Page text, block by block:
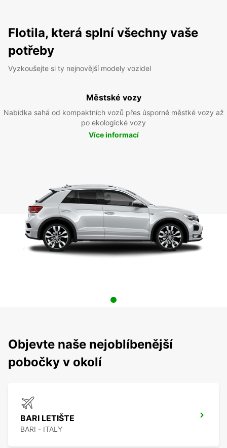
Flotila, která splní všechny vaše
potřeby
Vyzkoušejte si ty nejnovější modely vozidel
Městské vozy
Nabídka sahá od kompaktních vozů přes úsporné městké vozy až
po ekologické vozy
Více informací
Objevte naše nejoblíbenější
pobočky v okolí
BARI LETIŠTE
BARI - ITALY